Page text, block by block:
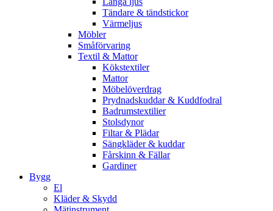
Tändare & tändstickor
Värmeljus
Möbler
Småförvaring
Textil & Mattor
Kökstextiler
Mattor
Möbelöverdrag
Prydnadskuddar & Kuddfodral
Badrumstextilier
Stolsdynor
Filtar & Plädar
Sängkläder & kuddar
Fårskinn & Fällar
Gardiner
Bygg
El
Kläder & Skydd